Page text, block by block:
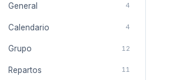
General 4
Calendario 4
Grupo 12
Repartos 11